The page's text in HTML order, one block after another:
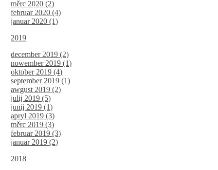
měrc 2020 (2)
februar 2020 (4)
januar 2020 (1)
2019
december 2019 (2)
nowember 2019 (1)
oktober 2019 (4)
september 2019 (1)
awgust 2019 (2)
julij 2019 (5)
junij 2019 (1)
apryl 2019 (3)
měrc 2019 (3)
februar 2019 (3)
januar 2019 (2)
2018